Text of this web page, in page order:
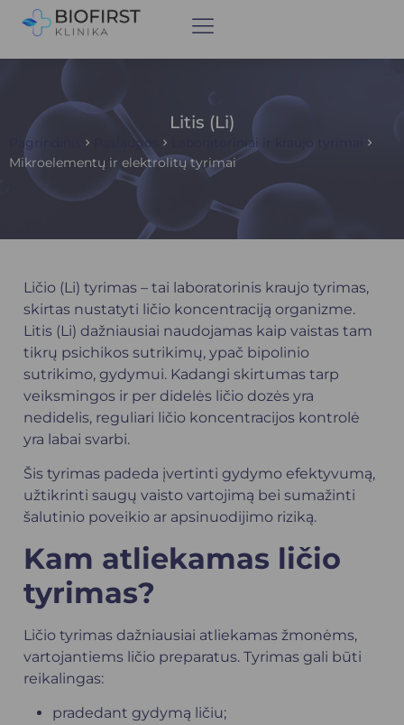
Litis (Li)
Pagrindinis Paslaugos
Laboratoriniai ir kraujo tyrimai
Mikroelementų ir elektrolitų tyrimai
Ličio (Li) tyrimas – tai laboratorinis kraujo tyrimas,
skirtas nustatyti ličio koncentraciją organizme.
Litis (Li) dažniausiai naudojamas kaip vaistas tam
tikrų psichikos sutrikimų, ypač bipolinio
sutrikimo, gydymui. Kadangi skirtumas tarp
veiksmingos ir per didelės ličio dozės yra
nedidelis, reguliari ličio koncentracijos kontrolė
yra labai svarbi.
Šis tyrimas padeda įvertinti gydymo efektyvumą,
užtikrinti saugų vaisto vartojimą bei sumažinti
šalutinio poveikio ar apsinuodijimo riziką.
Kam atliekamas ličio
tyrimas?
Ličio tyrimas dažniausiai atliekamas žmonėms,
vartojantiems ličio preparatus. Tyrimas gali būti
reikalingas:
pradedant gydymą ličiu;